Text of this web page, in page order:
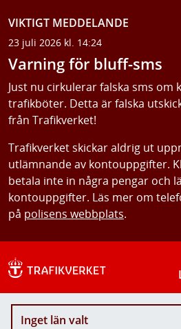
VIKTIGT MEDDELANDE
23 juli 2026 kl. 14:24
Varning för bluff-sms
Just nu cirkulerar falska sms om
trafikböter. Detta är falska
från Trafikverket!
Trafikverket skickar aldrig ut
utlämnande av kontouppgifter.
betala inte in några pengar och
kontouppgifter. Läs mer om
på polisens webbplats.
Inget län valt